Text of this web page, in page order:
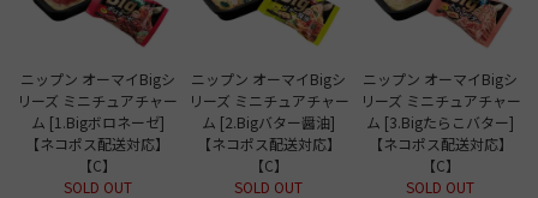
ニップン オーマイBigシ
リーズ ミニチュアチャー
ム [1.Bigボロネーゼ]
【ネコポス配送対応】
【C】
SOLD OUT
ニップン オーマイBigシ
リーズ ミニチュアチャー
ム [2.Bigバター醤油]
【ネコポス配送対応】
【C】
SOLD OUT
ニップン オーマイBigシ
リーズ ミニチュアチャー
ム [3.Bigたらこバター]
【ネコポス配送対応】
【C】
SOLD OUT